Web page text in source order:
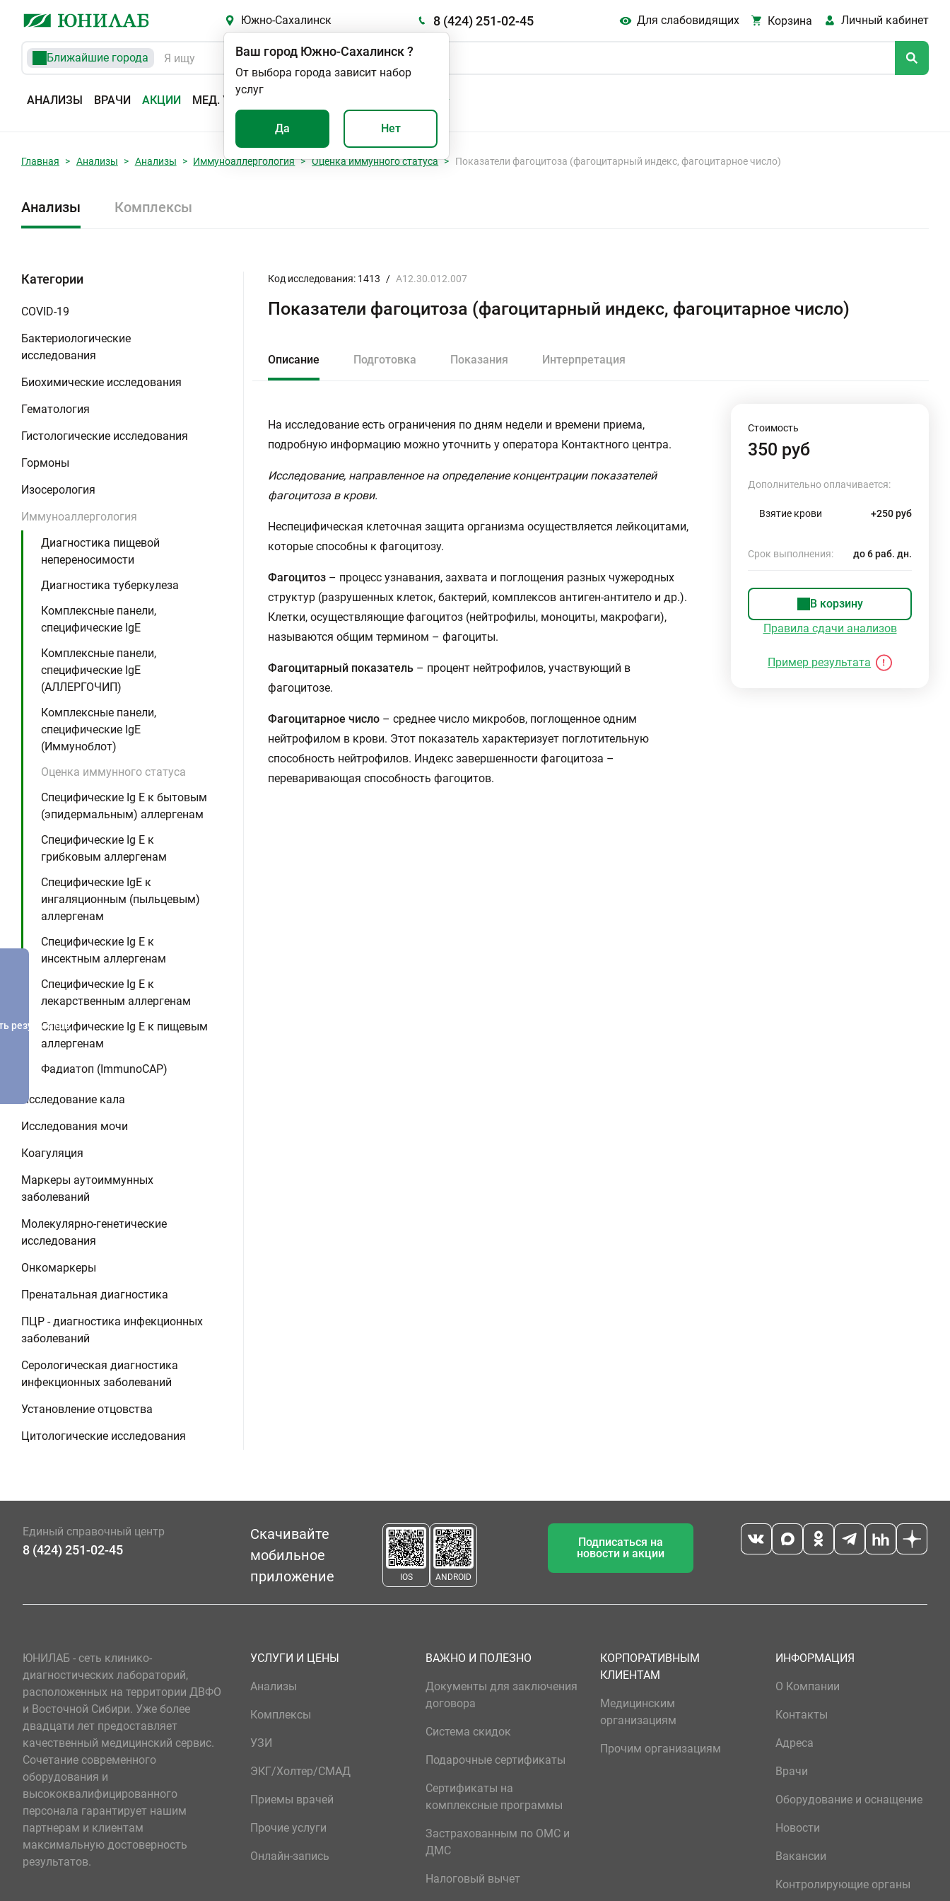
Южно-Сахалинск 8 (424) 251-02-45 Для слабовидящих Корзина Личный кабинет
Ближайшие города
АНАЛИЗЫ ВРАЧИ АКЦИИ МЕД. УСЛУГИ
Ваш город Южно-Сахалинск?
От выбора города зависит набор
услуг
Да Нет
Главная Анализы Анализы Иммуноаллергология Оценка иммунного статуса Показатели фагоцитоза (фагоцитарный индекс, фагоцитарное число)
Анализы Комплексы
Категории
COVID-19
Бактериологические
исследования
Биохимические исследования
Гематология
Гистологические исследования
Гормоны
Изосерология
Иммуноаллергология
Диагностика пищевой
непереносимости
Диагностика туберкулеза
Комплексные панели,
специфические IgE
Комплексные панели,
специфические IgE
(АЛЛЕРГОЧИП)
Комплексные панели,
специфические IgE
(Иммуноблот)
Оценка иммунного статуса
Специфические Ig E к бытовым
(эпидермальным) аллергенам
Специфические Ig E к
грибковым аллергенам
Специфические IgE к
ингаляционным (пыльцевым)
аллергенам
Специфические Ig E к
инсектным аллергенам
Специфические Ig E к
лекарственным аллергенам
Специфические Ig E к пищевым
аллергенам
Фадиатоп (ImmunoCAP)
Исследование кала
Исследования мочи
Коагуляция
Маркеры аутоиммунных
заболеваний
Молекулярно-генетические
исследования
Онкомаркеры
Пренатальная диагностика
ПЦР - диагностика инфекционных
заболеваний
Серологическая диагностика
инфекционных заболеваний
Установление отцовства
Цитологические исследования
Код исследования: 1413 / A12.30.012.007
Показатели фагоцитоза (фагоцитарный индекс, фагоцитарное число)
Описание Подготовка Показания Интерпретация
На исследование есть ограничения по дням недели и времени приема,
подробную информацию можно уточнить у оператора Контактного центра.
Исследование, направленное на определение концентрации показателей
фагоцитоза в крови.
Неспецифическая клеточная защита организма осуществляется лейкоцитами,
которые способны к фагоцитозу.
Фагоцитоз – процесс узнавания, захвата и поглощения разных чужеродных
структур (разрушенных клеток, бактерий, комплексов антиген-антитело и др.).
Клетки, осуществляющие фагоцитоз (нейтрофилы, моноциты, макрофаги),
называются общим термином – фагоциты.
Фагоцитарный показатель – процент нейтрофилов, участвующий в
фагоцитозе.
Фагоцитарное число – среднее число микробов, поглощенное одним
нейтрофилом в крови. Этот показатель характеризует поглотительную
способность нейтрофилов. Индекс завершенности фагоцитоза –
переваривающая способность фагоцитов.
Стоимость
350 руб
Дополнительно оплачивается:
Взятие крови +250 руб
Срок выполнения: до 6 раб. дн.
В корзину
Правила сдачи анализов
Пример результата
результатов
Единый справочный центр
8 (424) 251-02-45
Скачивайте
мобильное
приложение
IOS ANDROID
Подписаться на
новости и акции
ЮНИЛАБ - сеть клинико-
диагностических лабораторий,
расположенных на территории ДВФО
и Восточной Сибири. Уже более
двадцати лет предоставляет
качественный медицинский сервис.
Сочетание современного
оборудования и
высококвалифицированного
персонала гарантирует нашим
партнерам и клиентам
максимальную достоверность
результатов.
УСЛУГИ И ЦЕНЫ
Анализы
Комплексы
УЗИ
ЭКГ/Холтер/СМАД
Приемы врачей
Прочие услуги
Онлайн-запись
ВАЖНО И ПОЛЕЗНО
Документы для заключения
договора
Система скидок
Подарочные сертификаты
Сертификаты на
комплексные программы
Застрахованным по ОМС и
ДМС
Налоговый вычет
КОРПОРАТИВНЫМ
КЛИЕНТАМ
Медицинским
организациям
Прочим организациям
ИНФОРМАЦИЯ
О Компании
Контакты
Адреса
Врачи
Оборудование и оснащение
Новости
Вакансии
Контролирующие органы